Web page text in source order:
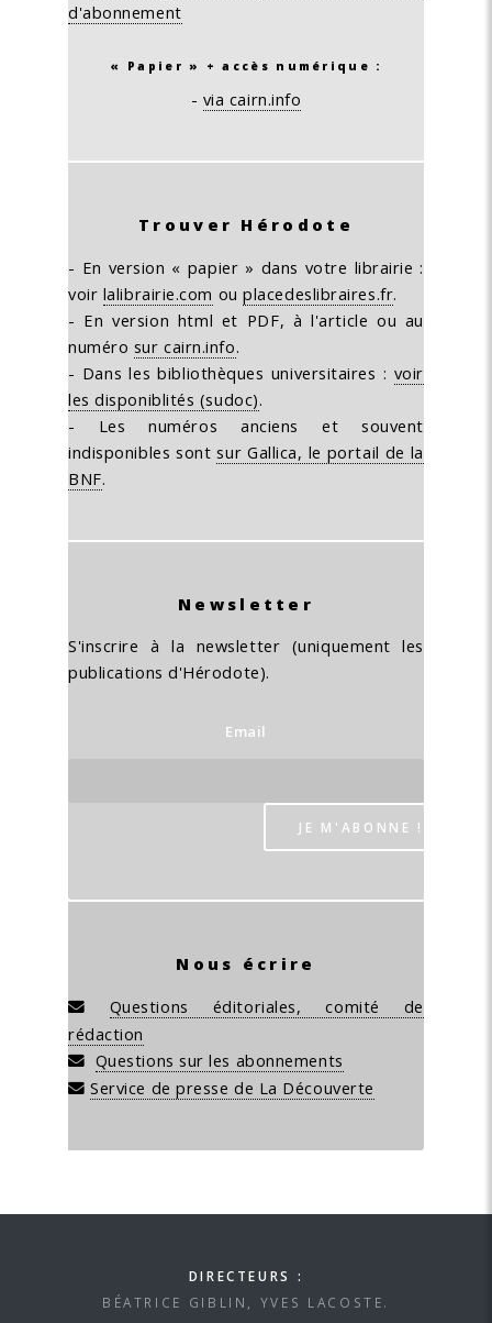
d'abonnement
« Papier » + accès numérique :
- via cairn.info
Trouver Hérodote
- En version « papier » dans votre librairie :
voir lalibrairie.com ouplacedeslibraires.fr.
- En version html et PDF, à l'article ou au
numéro sur cairn.info.
- Dans les bibliothèques universitaires : voir
les disponiblités (sudoc).
- Les numéros anciens et souvent
indisponibles sontsur Gallica, le portail de la
BNF.
Newsletter
S'inscrire à la newsletter (uniquement les
publications d'Hérodote).
Email
Nous écrire
Questions éditoriales, comité de
rédaction
Questions sur les abonnements
Service de presse de La Découverte
DIRECTEURS :
BÉATRICE GIBLIN, YVES LACOSTE.